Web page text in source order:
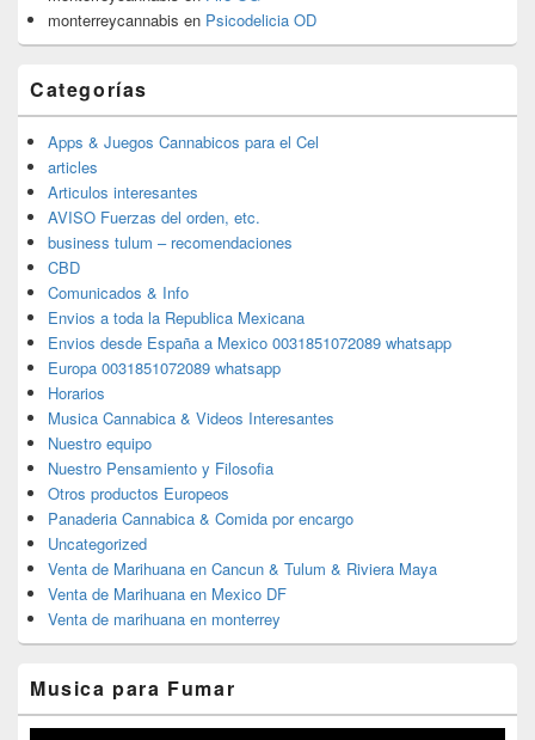
monterreycannabis en Psicodelicia OD
Categorías
Apps & Juegos Cannabicos para el Cel
articles
Articulos interesantes
AVISO Fuerzas del orden, etc.
business tulum – recomendaciones
CBD
Comunicados & Info
Envios a toda la Republica Mexicana
Envios desde España a Mexico 0031851072089 whatsapp
Europa 0031851072089 whatsapp
Horarios
Musica Cannabica & Videos Interesantes
Nuestro equipo
Nuestro Pensamiento y Filosofia
Otros productos Europeos
Panaderia Cannabica & Comida por encargo
Uncategorized
Venta de Marihuana en Cancun & Tulum & Riviera Maya
Venta de Marihuana en Mexico DF
Venta de marihuana en monterrey
Musica para Fumar